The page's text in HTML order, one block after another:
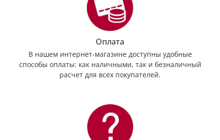
Оплата
В нашем интернет-магазине доступны удобные
способы оплаты: как наличными, так и безналичный
расчет для всех покупателей.